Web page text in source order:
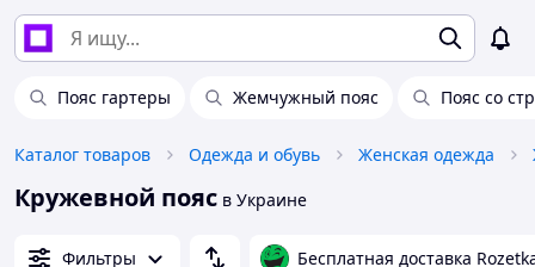
Пояс гартеры Жемчужный пояс Пояс со
Каталог товаров Одежда и обувь Женская одежда
Кружевной пояс в Украине
Фильтры Бесплатная доставка